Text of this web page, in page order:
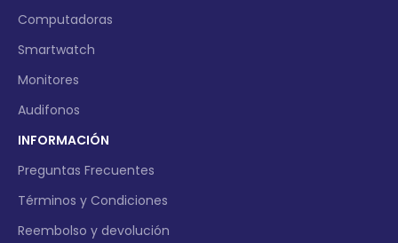
Computadoras
Smartwatch
Monitores
Audifonos
INFORMACIÓN
Preguntas Frecuentes
Términos y Condiciones
Reembolso y devolución